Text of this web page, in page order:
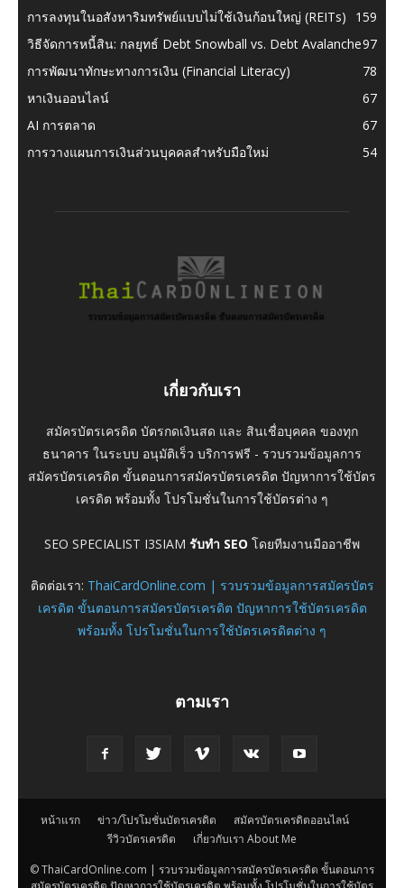
การลงทุนในอสังหาริมทรัพย์แบบไม่ใช้เงินก้อนใหญ่ (REITs)
159
วิธีจัดการหนี้สิน: กลยุทธ์ Debt Snowball vs. Debt Avalanche97
การพัฒนาทักษะทางการเงิน (Financial Literacy)
78
หาเงินออนไลน์
67
AI การตลาด
67
การวางแผนการเงินส่วนบุคคลสำหรับมือใหม่
54
เกี่ยวกับเรา
สมัครบัตรเครดิต บัตรกดเงินสด และ สินเชื่อบุคคล ของทุก
ธนาคาร ในระบบ อนุมัติเร็ว บริการฟรี - รวบรวมข้อมูลการ
สมัครบัตรเครดิต ขั้นตอนการสมัครบัตรเครดิต ปัญหาการใช้บัตร
เครดิต พร้อมทั้ง โปรโมชั่นในการใช้บัตรต่าง ๆ
SEO SPECIALIST I3SIAM รับทำ SEO โดยทีมงานมืออาชีพ
ติดต่อเรา: ThaiCardOnline.com | รวบรวมข้อมูลการสมัครบัตร
เครดิต ขั้นตอนการสมัครบัตรเครดิต ปัญหาการใช้บัตรเครดิต
พร้อมทั้ง โปรโมชั่นในการใช้บัตรเครดิตต่าง ๆ
ตามเรา
หน้าแรก ข่าว/โปรโมชั่นบัตรเครดิต
สมัครบัตรเครดิตออนไลน์
รีวิวบัตรเครดิต
เกี่ยวกับเรา About Me
© ThaiCardOnline.com | รวบรวมข้อมูลการสมัครบัตรเครดิต ขั้นตอนการ